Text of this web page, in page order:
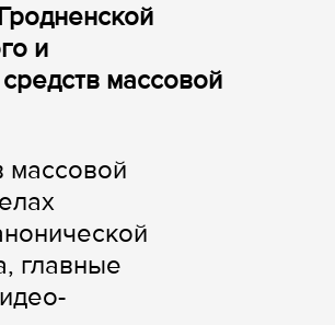
и
массовой
массовой
главные